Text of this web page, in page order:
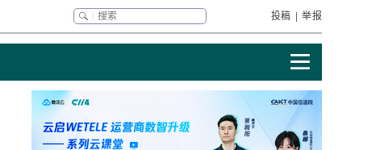
投稿 | 举报